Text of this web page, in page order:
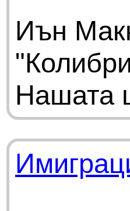
Иън
Нашата